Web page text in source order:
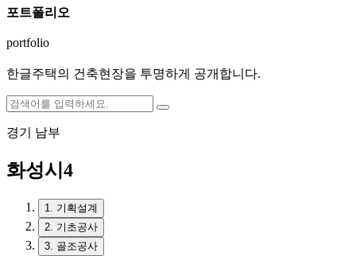
포트폴리오
portfolio
한글주택의 건축현장을 투명하게 공개합니다.
경기 남부
화성시4
1. 기획설계
2. 기초공사
3. 골조공사